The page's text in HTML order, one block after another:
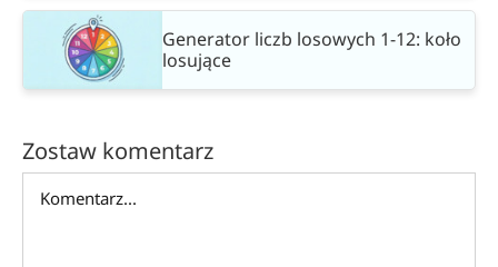
Generator liczb losowych 1-12: koło
losujące
Zostaw komentarz